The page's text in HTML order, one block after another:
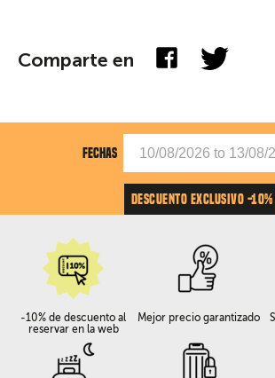
Comparte en
FECHAS
DESCUENTO EXCLUSIVO -10%
-10% de descuento al
reservar en la web
Mejor precio garantizado